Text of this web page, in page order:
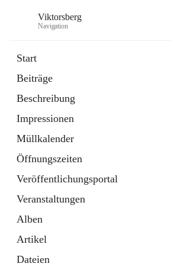
Viktorsberg
Navigation
Start
Beiträge
Beschreibung
Impressionen
Müllkalender
Öffnungszeiten
Veröffentlichungsportal
Veranstaltungen
Alben
Artikel
Dateien